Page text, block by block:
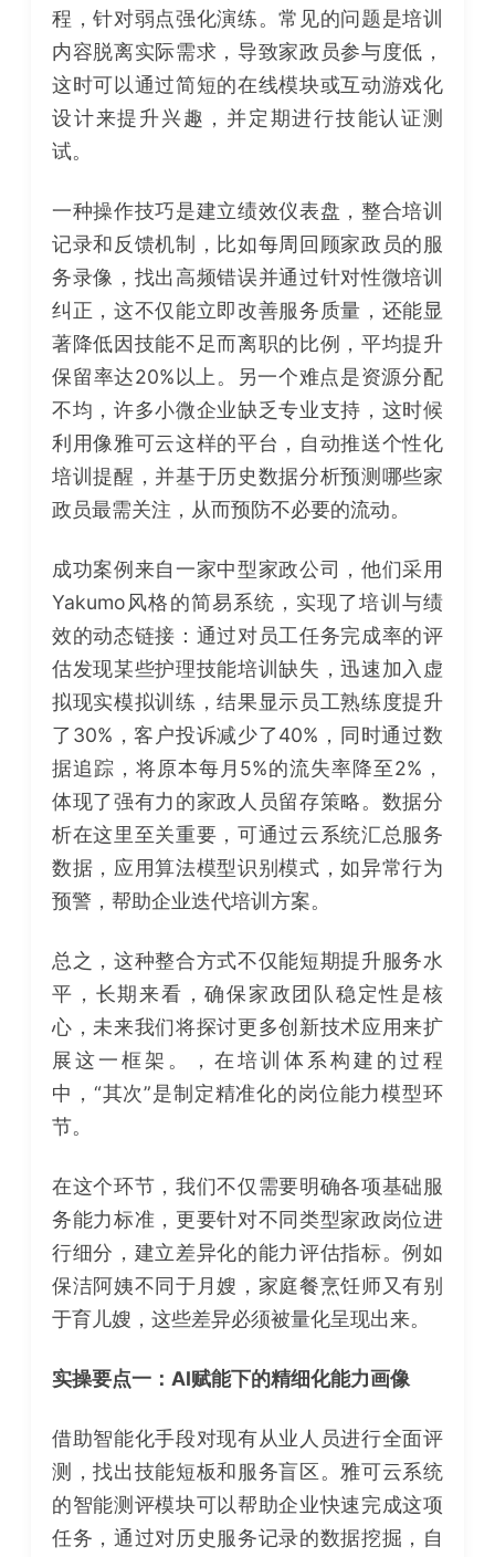
程，针对弱点强化演练。常见的问题是培训
内容脱离实际需求，导致家政员参与度低，
这时可以通过简短的在线模块或互动游戏化
设计来提升兴趣，并定期进行技能认证测
试。
一种操作技巧是建立绩效仪表盘，整合培训
记录和反馈机制，比如每周回顾家政员的服
务录像，找出高频错误并通过针对性微培训
纠正，这不仅能立即改善服务质量，还能显
著降低因技能不足而离职的比例，平均提升
保留率达20%以上。另一个难点是资源分配
不均，许多小微企业缺乏专业支持，这时候
利用像雅可云这样的平台，自动推送个性化
培训提醒，并基于历史数据分析预测哪些家
政员最需关注，从而预防不必要的流动。
成功案例来自一家中型家政公司，他们采用
Yakumo风格的简易系统，实现了培训与绩
效的动态链接：通过对员工任务完成率的评
估发现某些护理技能培训缺失，迅速加入虚
拟现实模拟训练，结果显示员工熟练度提升
了30%，客户投诉减少了40%，同时通过数
据追踪，将原本每月5%的流失率降至2%，
体现了强有力的家政人员留存策略。数据分
析在这里至关重要，可通过云系统汇总服务
数据，应用算法模型识别模式，如异常行为
预警，帮助企业迭代培训方案。
总之，这种整合方式不仅能短期提升服务水
平，长期来看，确保家政团队稳定性是核
心，未来我们将探讨更多创新技术应用来扩
展这一框架。
，在培训体系构建的过程
中，“其次”是制定精准化的岗位能力模型环
节。
在这个环节，我们不仅需要明确各项基础服
务能力标准，更要针对不同类型家政岗位进
行细分，建立差异化的能力评估指标。例如
保洁阿姨不同于月嫂，家庭餐烹饪师又有别
于育儿嫂，这些差异必须被量化呈现出来。
实操要点一：AI赋能下的精细化能力画像
借助智能化手段对现有从业人员进行全面评
测，找出技能短板和服务盲区。雅可云系统
的智能测评模块可以帮助企业快速完成这项
任务，通过对历史服务记录的数据挖掘，自